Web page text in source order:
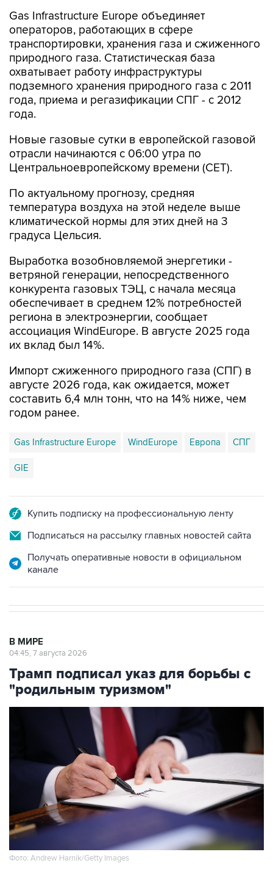
Gas Infrastructure Europe объединяет
операторов, работающих в сфере
транспортировки, хранения газа и сжиженного
природного газа. Статистическая база
охватывает работу инфраструктуры
подземного хранения природного газа с 2011
года, приема и регазификации СПГ - с 2012
года.
Новые газовые сутки в европейской газовой
отрасли начинаются c 06:00 утра по
Центральноевропейскому времени (CET).
По актуальному прогнозу, средняя
температура воздуха на этой неделе выше
климатической нормы для этих дней на 3
градуса Цельсия.
Выработка возобновляемой энергетики -
ветряной генерации, непосредственного
конкурента газовых ТЭЦ, с начала месяца
обеспечивает в среднем 12% потребностей
региона в электроэнергии, сообщает
ассоциация WindEurope. В августе 2025 года
их вклад был 14%.
Импорт сжиженного природного газа (СПГ) в
августе 2026 года, как ожидается, может
составить 6,4 млн тонн, что на 14% ниже, чем
годом ранее.
Gas Infrastructure Europe WindEurope Европа СПГ
GIE
Купить подписку на профессиональную ленту
Подписаться на рассылку главных новостей сайта
Получать оперативные новости в официальном
канале
В МИРЕ
04:45, 7 августа 2026
Трамп подписал указ для борьбы с
"родильным туризмом"
Фото: Andrew Harnik/Getty Images